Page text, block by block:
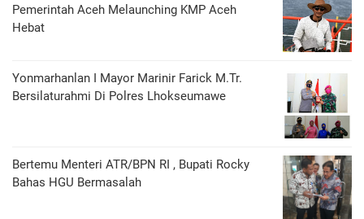
Pemerintah Aceh Melaunching KMP Aceh
Hebat
Yonmarhanlan I Mayor Marinir Farick M.Tr.
Bersilaturahmi Di Polres Lhokseumawe
Bertemu Menteri ATR/BPN RI , Bupati Rocky
Bahas HGU Bermasalah